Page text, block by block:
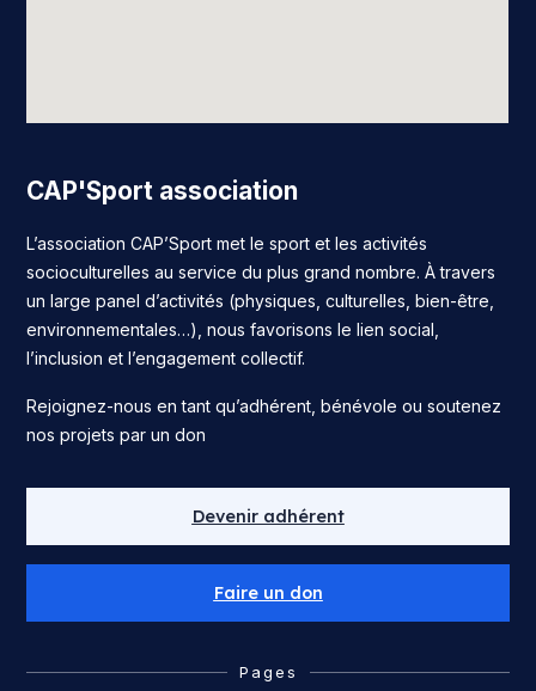
CAP'Sport association
L’association CAP’Sport met le sport et les activités
socioculturelles au service du plus grand nombre. À travers
un large panel d’activités (physiques, culturelles, bien-être,
environnementales…), nous favorisons le lien social,
l’inclusion et l’engagement collectif.
Rejoignez-nous en tant qu’adhérent, bénévole ou soutenez
nos projets par un don
Devenir adhérent
Faire un don
Pages